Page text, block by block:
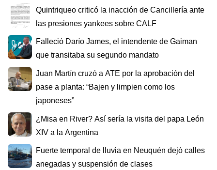
Quintriqueo criticó la inacción de Cancillería ante
las presiones yankees sobre CALF
Falleció Darío James, el intendente de Gaiman
que transitaba su segundo mandato
Juan Martín cruzó a ATE por la aprobación del
pase a planta: “Bajen y limpien como los
japoneses”
¿Misa en River? Así sería la visita del papa León
XIV a la Argentina
Fuerte temporal de lluvia en Neuquén dejó calles
anegadas y suspensión de clases